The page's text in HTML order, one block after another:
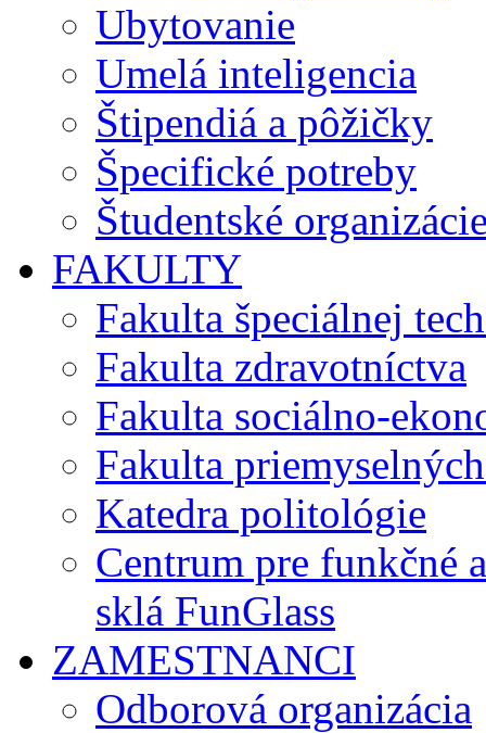
Ubytovanie
Umelá inteligencia
Štipendiá a pôžičky
Špecifické potreby
Študentské
FAKULTY
Fakulta špeciálnej
Fakulta zdravotníctva
Fakulta sociálno-
Fakulta
Katedra politológie
Centrum pre funkčné
sklá FunGlass
ZAMESTNANCI
Odborová organizácia